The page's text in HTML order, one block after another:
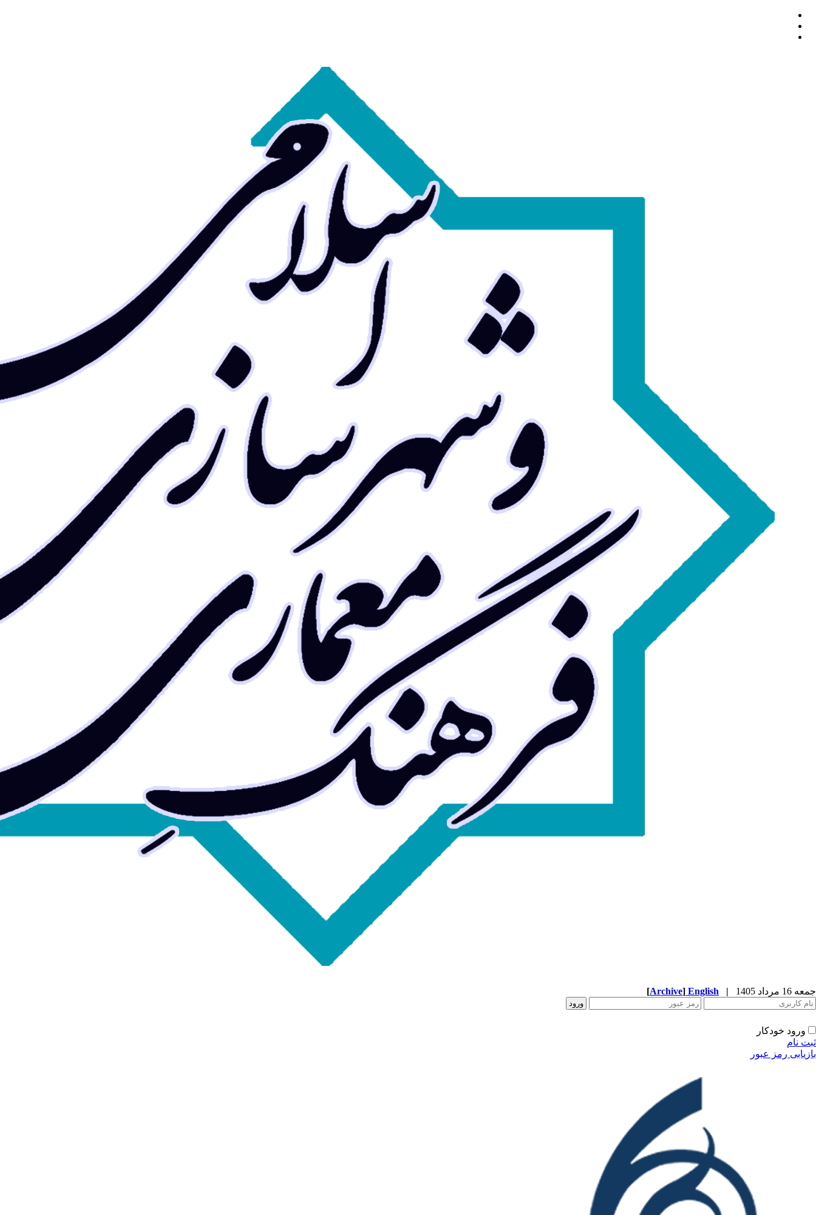
جمعه 16 مرداد 1405 |
English
[Archive]
ورود خودکار
ثبت نام
بازیابی رمز عبور